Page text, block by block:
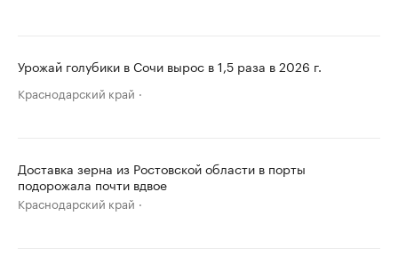
Урожай голубики в Сочи вырос в 1,5 раза в 2026 г.
Краснодарский край
Доставка зерна из Ростовской области в порты
подорожала почти вдвое
Краснодарский край